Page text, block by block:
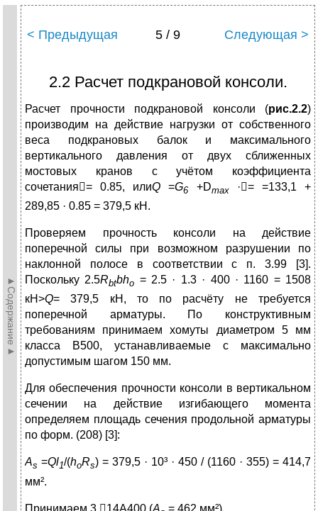
►Содержание►
< Предыдущая 5 / 9 Следующая >
2.2 Расчет подкрановой консоли.
Расчет прочности подкрановой консоли (рис.2.2)
производим на действие нагрузки от собственного
веса подкрановых балок и максимального
вертикального давления от двух сближенных
мостовых кранов с учётом коэффициента
сочетания= 0.85, илиQ =G6 +Dmax ·= =133,1 +
289,85 · 0.85 = 379,5 кН.
Проверяем прочность консоли на действие
поперечной силы при возможном разрушении по
наклонной полосе в соответствии с п. 3.99 [3].
Поскольку 2.5Rbtbho = 2.5 · 1.3 · 400 · 1160 = 1508
кH>Q= 379,5 кH, то по расчёту не требуется
поперечной арматуры. По конструктивным
требованиям принимаем хомуты диаметром 5 мм
класса В500, устанавливаемые с максимально
допустимым шагом 150 мм.
Для обеспечения прочности консоли в вертикальном
сечении на действие изгибающего момента
определяем площадь сечения продольной арматуры
по форм. (208) [3]:
As =Ql1/(hoRs) = 379,5 · 10³ · 450 / (1160 · 355) = 414,7
мм².
Принимаем 3 14A400 (A = 462 мм²).